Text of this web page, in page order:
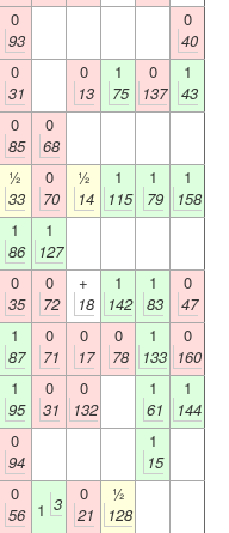
0
93
0
40
0
31
0
13
1
75
0
137
1
43
0
85
0
68
½
33
0
70
½
14
1
115
1
79
1
158
1
86
1
127
0
35
0
72
+
18
1
142
1
83
0
47
1
87
0
71
0
17
0
78
1
133
0
160
1
95
0
31
0
132
1
61
1
144
0
94
1
15
0
56
1 3
0
21
½
128